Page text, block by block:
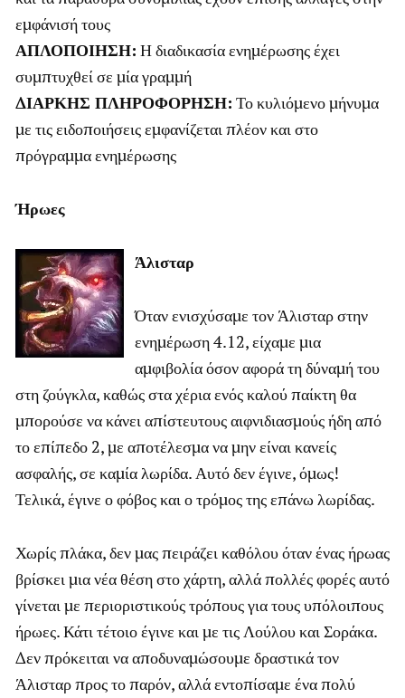
εμφάνισή τους
ΑΠΛΟΠΟΙΗΣΗ: Η διαδικασία ενημέρωσης έχει
συμπτυχθεί σε μία γραμμή
ΔΙΑΡΚΗΣ ΠΛΗΡΟΦΟΡΗΣΗ: Το κυλιόμενο μήνυμα
με τις ειδοποιήσεις εμφανίζεται πλέον και στο
πρόγραμμα ενημέρωσης
Ήρωες
Άλισταρ
Όταν ενισχύσαμε τον Άλισταρ στην
ενημέρωση 4.12, είχαμε μια
αμφιβολία όσον αφορά τη δύναμή του
στη ζούγκλα, καθώς στα χέρια ενός καλού παίκτη θα
μπορούσε να κάνει απίστευτους αιφνιδιασμούς ήδη από
το επίπεδο 2, με αποτέλεσμα να μην είναι κανείς
ασφαλής, σε καμία λωρίδα. Αυτό δεν έγινε, όμως!
Τελικά, έγινε ο φόβος και ο τρόμος της επάνω λωρίδας.
Χωρίς πλάκα, δεν μας πειράζει καθόλου όταν ένας ήρωας
βρίσκει μια νέα θέση στο χάρτη, αλλά πολλές φορές αυτό
γίνεται με περιοριστικούς τρόπους για τους υπόλοιπους
ήρωες. Κάτι τέτοιο έγινε και με τις Λούλου και Σοράκα.
Δεν πρόκειται να αποδυναμώσουμε δραστικά τον
Άλισταρ προς το παρόν, αλλά εντοπίσαμε ένα πολύ